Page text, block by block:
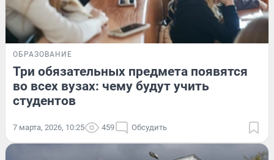
ОБРАЗОВАНИЕ
Три обязательных предмета появятся
во всех вузах: чему будут учить
студентов
7 марта, 2026, 10:25 459 Обсудить